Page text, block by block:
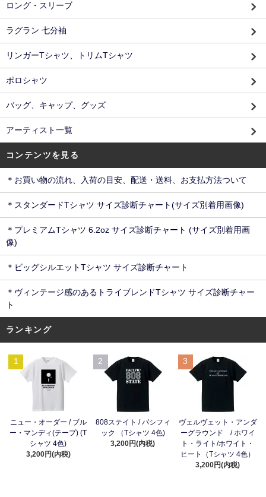
ロング・スリーブ
ラグラン 七分袖
リンガーTシャツ、トリムTシャツ
ポロシャツ
バッグ、キャップ、グッズ
アーティスト一覧
コンテンツを見る
＊お買い物の流れ、入荷の目安、配送・送料、お支払方法ついて
＊スタンダードTシャツ サイズ診断チャート(サイズ別着用画像)
＊プレミアムTシャツ 6.2oz サイズ診断チャート (サイズ別着用画
像)
＊ビッグシルエットTシャツ サイズ診断チャート
＊ヴィンテージ感のあるトライブレンドTシャツ サイズ診断チャー
ト
ランキング
1
ニュー・オーダー / ブル
ー・マンディ(テープ) (T
シャツ 4色)
3,200円(内税)
2
808ステイト / パシフィ
ック （Tシャツ 4色)
3,200円(内税)
3
ヴェルヴェット・アンダ
ーグラウンド / ホワイ
ト・ライト/ホワイト・
ヒート（Tシャツ 4色）
3,200円(内税)